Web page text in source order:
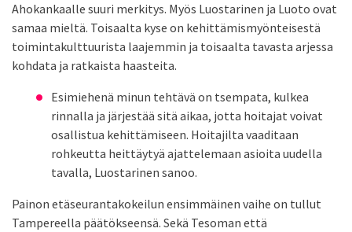
Ahokankaalle suuri merkitys. Myös Luostarinen ja Luoto ovat
samaa mieltä. Toisaalta kyse on kehittämismyönteisestä
toimintakulttuurista laajemmin ja toisaalta tavasta arjessa
kohdata ja ratkaista haasteita.
Esimiehenä minun tehtävä on tsempata, kulkea
rinnalla ja järjestää sitä aikaa, jotta hoitajat voivat
osallistua kehittämiseen. Hoitajilta vaaditaan
rohkeutta heittäytyä ajattelemaan asioita uudella
tavalla, Luostarinen sanoo.
Painon etäseurantakokeilun ensimmäinen vaihe on tullut
Tampereella päätökseensä. Sekä Tesoman että